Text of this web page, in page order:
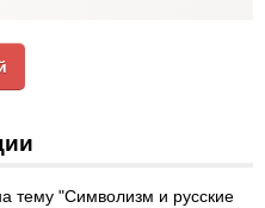
тему "Символизм и русские